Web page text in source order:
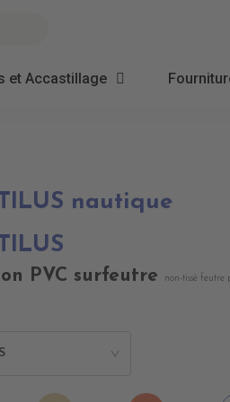
et Accastillage
nautique
PVC surfeutre non-tissé feutre
>